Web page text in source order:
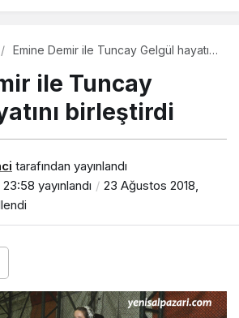
Emine Demir ile Tuncay Gelgül hayatını
ile Tuncay
birleştirdi
tarafından yayınlandı
23:58 yayınlandı
23 Ağustos 2018,